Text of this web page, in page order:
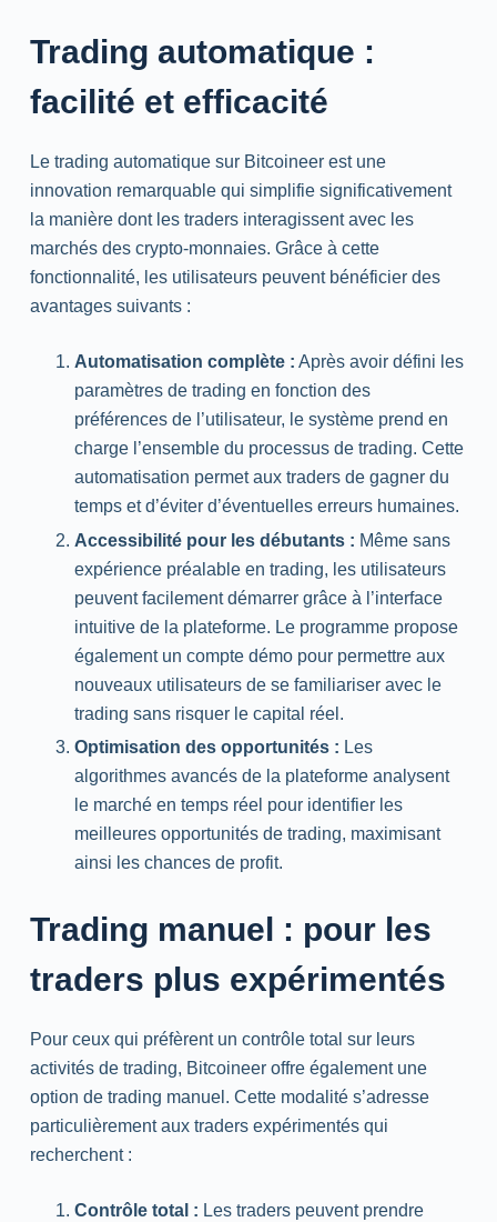
Trading automatique :
facilité et efficacité
Le trading automatique sur Bitcoineer est une
innovation remarquable qui simplifie significativement
la manière dont les traders interagissent avec les
marchés des crypto-monnaies. Grâce à cette
fonctionnalité, les utilisateurs peuvent bénéficier des
avantages suivants :
Automatisation complète : Après avoir défini les
paramètres de trading en fonction des
préférences de l’utilisateur, le système prend en
charge l’ensemble du processus de trading. Cette
automatisation permet aux traders de gagner du
temps et d’éviter d’éventuelles erreurs humaines.
Accessibilité pour les débutants : Même sans
expérience préalable en trading, les utilisateurs
peuvent facilement démarrer grâce à l’interface
intuitive de la plateforme. Le programme propose
également un compte démo pour permettre aux
nouveaux utilisateurs de se familiariser avec le
trading sans risquer le capital réel.
Optimisation des opportunités : Les
algorithmes avancés de la plateforme analysent
le marché en temps réel pour identifier les
meilleures opportunités de trading, maximisant
ainsi les chances de profit.
Trading manuel : pour les
traders plus expérimentés
Pour ceux qui préfèrent un contrôle total sur leurs
activités de trading, Bitcoineer offre également une
option de trading manuel. Cette modalité s’adresse
particulièrement aux traders expérimentés qui
recherchent :
Contrôle total : Les traders peuvent prendre